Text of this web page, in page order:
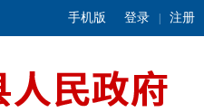
手机版 登录 注册